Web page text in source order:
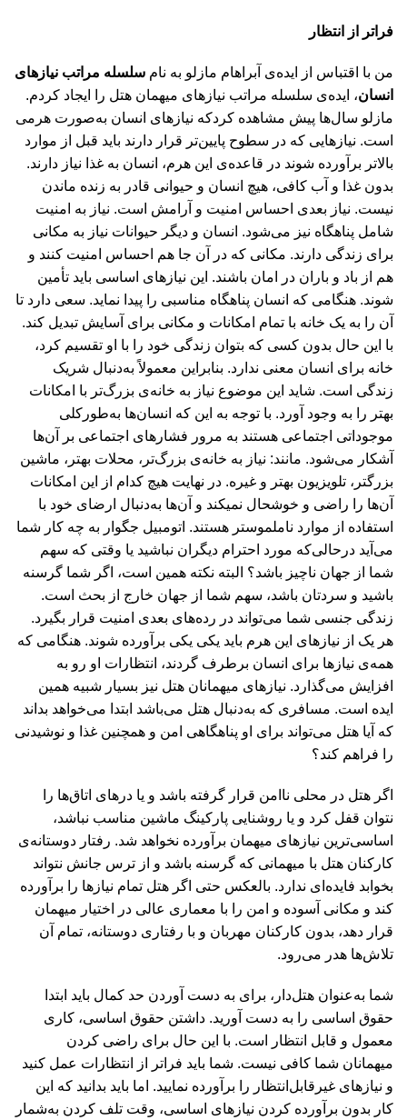
فراتر از انتظار
من با اقتباس از ایده‌ی آبراهام مازلو به نام سلسله مراتب نیازهای
انسان، ایده‌ی سلسله مراتب نیازهای میهمان هتل را ایجاد کردم.
مازلو سال‌‏ها پیش مشاهده کردکه نیازهای انسان به‌صورت هرمی
است. نیازهایی که در سطوح پایین‏‌تر قرار دارند باید قبل از موارد
بالاتر برآورده شوند در قاعده‏‌ی این هرم، انسان به غذا نیاز دارند.
بدون غذا و آب کافی، هیچ انسان و حیوانی قادر به زنده ماندن
نیست. نیاز بعدی احساس امنیت و آرامش است. نیاز به امنیت
شامل پناهگاه نیز می‌شود. انسان و دیگر حیوانات نیاز به مکانی
برای زندگی دارند. مکانی که در آن جا هم احساس امنیت کنند و
هم از باد و باران در امان باشند. این نیازهای اساسی باید تأمین
شوند. هنگامی که انسان پناهگاه مناسبی را پیدا نماید. سعی دارد تا
آن را به یک خانه با تمام امکانات و مکانی برای آسایش تبدیل کند.
با این حال بدون کسی که بتوان زندگی خود را با او تقسیم کرد،
خانه برای انسان معنی ندارد. بنابراین معمولاً به‌دنبال شریک
زندگی است. شاید این موضوع نیاز به خانه‌‏ی بزرگ‌‏تر با امکانات
بهتر را به وجود آورد. با توجه به این که انسان‏‌ها به‌طورکلی
موجوداتی اجتماعی هستند به مرور فشارهای اجتماعی بر آن‌ها
آشکار می‌‏شود. مانند: نیاز به خانه‌ی بزرگ‌تر، محلات بهتر، ماشین
بزرگ‏تر، تلویزیون بهتر و غیره. در نهایت هیچ کدام از این امکانات
آن‌ها را راضی و خوشحال نمی‏کند و آن‌ها به‌دنبال ارضای خود با
استفاده از موارد ناملموس‏تر هستند. اتومبیل جگوار به چه کار شما
می‏‌آید درحالی‌که مورد احترام دیگران نباشید یا وقتی که سهم
شما از جهان ناچیز باشد؟ البته نکته همین است، اگر شما گرسنه
باشید و سردتان باشد، سهم شما از جهان خارج از بحث است.
زندگی جنسی شما می‌تواند در رده‌های بعدی امنیت قرار بگیرد.
هر یک از نیازهای این هرم باید یکی یکی برآورده شوند. هنگامی که
همه‌ی نیازها برای انسان برطرف گردند، انتظارات او رو به
افزایش می‌‏گذارد. نیازهای میهمانان هتل نیز بسیار شبیه همین
ایده است. مسافری که به‌دنبال هتل می‌‏باشد ابتدا می‏‌خواهد بداند
که آیا هتل می‌‏تواند برای او پناهگاهی امن و همچنین غذا و نوشیدنی
را فراهم کند؟
اگر هتل در محلی ناامن قرار گرفته باشد و یا درهای اتاق‏‌ها را
نتوان قفل کرد و یا روشنایی پارکینگ ماشین مناسب نباشد،
اساسی‌ترین نیازهای میهمان برآورده نخواهد شد. رفتار دوستانه‌ی
کارکنان هتل با میهمانی که گرسنه باشد و از ترس جانش نتواند
بخوابد فایده‌ای ندارد. بالعکس حتی اگر هتل تمام نیازها را برآورده
کند و مکانی آسوده و امن را با معماری عالی در اختیار میهمان
قرار دهد، بدون کارکنان مهربان و با رفتاری دوستانه، تمام آن
تلاش‌‏ها هدر می‌‏رود.
شما به‌عنوان هتل‌دار، برای به دست آوردن حد کمال باید ابتدا
حقوق اساسی را به دست آورید. داشتن حقوق اساسی، کاری
معمول و قابل انتظار است. با این حال برای راضی کردن
میهمانان شما کافی نیست. شما باید فراتر از انتظارات عمل کنید
و نیازهای غیرقابل‌انتظار را برآورده نمایید. اما باید بدانید که این
کار بدون برآورده کردن نیازهای اساسی، وقت تلف کردن به‌شمار